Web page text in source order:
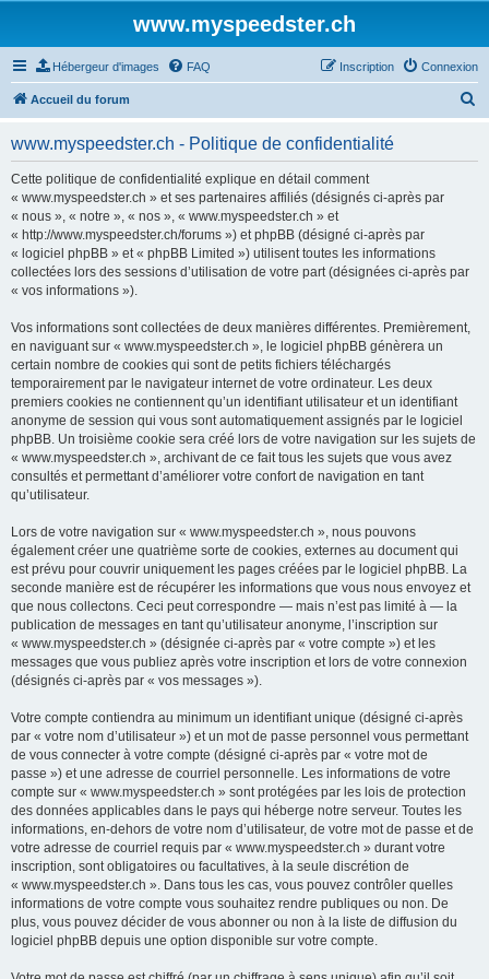
www.myspeedster.ch
Hébergeur d'images FAQ Connexion
Inscription
Accueil du forum
www.myspeedster.ch - Politique de confidentialité
Cette politique de confidentialité explique en détail comment
« www.myspeedster.ch » et ses partenaires affiliés (désignés ci-après par
« nous », « notre », « nos », « www.myspeedster.ch » et
« http://www.myspeedster.ch/forums ») et phpBB (désigné ci-après par
« logiciel phpBB » et « phpBB Limited ») utilisent toutes les informations
collectées lors des sessions d’utilisation de votre part (désignées ci-après par
« vos informations »).
Vos informations sont collectées de deux manières différentes. Premièrement,
en naviguant sur « www.myspeedster.ch », le logiciel phpBB génèrera un
certain nombre de cookies qui sont de petits fichiers téléchargés
temporairement par le navigateur internet de votre ordinateur. Les deux
premiers cookies ne contiennent qu’un identifiant utilisateur et un identifiant
anonyme de session qui vous sont automatiquement assignés par le logiciel
phpBB. Un troisième cookie sera créé lors de votre navigation sur les sujets de
« www.myspeedster.ch », archivant de ce fait tous les sujets que vous avez
consultés et permettant d’améliorer votre confort de navigation en tant
qu’utilisateur.
Lors de votre navigation sur « www.myspeedster.ch », nous pouvons
également créer une quatrième sorte de cookies, externes au document qui
est prévu pour couvrir uniquement les pages créées par le logiciel phpBB. La
seconde manière est de récupérer les informations que vous nous envoyez et
que nous collectons. Ceci peut correspondre — mais n’est pas limité à — la
publication de messages en tant qu’utilisateur anonyme, l’inscription sur
« www.myspeedster.ch » (désignée ci-après par « votre compte ») et les
messages que vous publiez après votre inscription et lors de votre connexion
(désignés ci-après par « vos messages »).
Votre compte contiendra au minimum un identifiant unique (désigné ci-après
par « votre nom d’utilisateur ») et un mot de passe personnel vous permettant
de vous connecter à votre compte (désigné ci-après par « votre mot de
passe ») et une adresse de courriel personnelle. Les informations de votre
compte sur « www.myspeedster.ch » sont protégées par les lois de protection
des données applicables dans le pays qui héberge notre serveur. Toutes les
informations, en-dehors de votre nom d’utilisateur, de votre mot de passe et de
votre adresse de courriel requis par « www.myspeedster.ch » durant votre
inscription, sont obligatoires ou facultatives, à la seule discrétion de
« www.myspeedster.ch ». Dans tous les cas, vous pouvez contrôler quelles
informations de votre compte vous souhaitez rendre publiques ou non. De
plus, vous pouvez décider de vous abonner ou non à la liste de diffusion du
logiciel phpBB depuis une option disponible sur votre compte.